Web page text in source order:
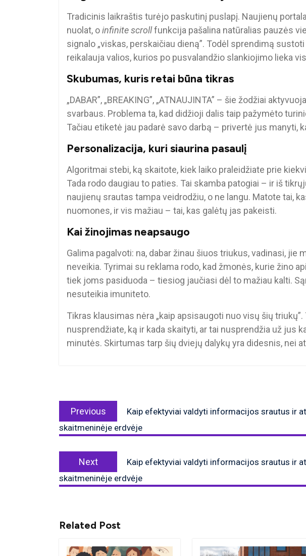
Tradicinis laikraštis turėjo paskutinį puslapį. Naujienų
nuolat, oinfinite scrollfunkcija pašalina natūralias pauzės
signalo „viskas, perskaičiau dieną”. Todėl sprendimą
reikalauja valios, kurios po pusvalandžio slankiojimo lieka
Skubumas, kuris retai būna tikras
„DABAR”, „BREAKING”, „ATNAUJINTA” – šie žodžiai
svarbaus. Problema ta, kad didžioji dalis taip pažymėto
Tačiau etiketė jau padarė savo darbą – privertė jus manyti,
Personalizacija, kuri siaurina pasaulį
Algoritmai stebi, ką skaitote, kiek laiko praleidžiate prie
Tada rodo daugiau to paties. Tai skamba patogiai – ir iš
naujienų srautas tampa veidrodžiu, o ne langu. Matote tai,
nuomones, ir vis mažiau – tai, kas galėtų jas pakeisti.
Kai žinojimas neapsaugo
Galima pagalvoti: na, dabar žinau šiuos triukus, vadinasi, jie
neveikia. Tyrimai su reklama rodo, kad žmonės, kurie žino
tiek joms pasiduoda – tiesiog jaučiasi dėl to mažiau kalti.
nesuteikia imuniteto.
Tikras klausimas nėra „kaip apsisaugoti nuo visų šių
nusprendžiate, ką ir kada skaityti, ar tai nusprendžia už jus
minutės. Skirtumas tarp šių dviejų dalykų yra didesnis, nei
tarp
įrašų
Previous
Previous
post:
Kaip efektyviai valdyti informacijos srautus ir
skaitmeninėje erdvėje
Next
post:
Kaip efektyviai valdyti informacijos srautus ir
skaitmeninėje erdvėje
Related Post